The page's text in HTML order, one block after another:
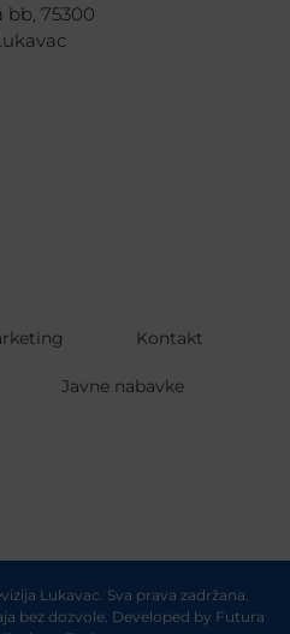
bb, 75300
Kontakt
Javne nabavke
Lukavac. Sva prava zadržana.
bez dozvole. Developed by Futura